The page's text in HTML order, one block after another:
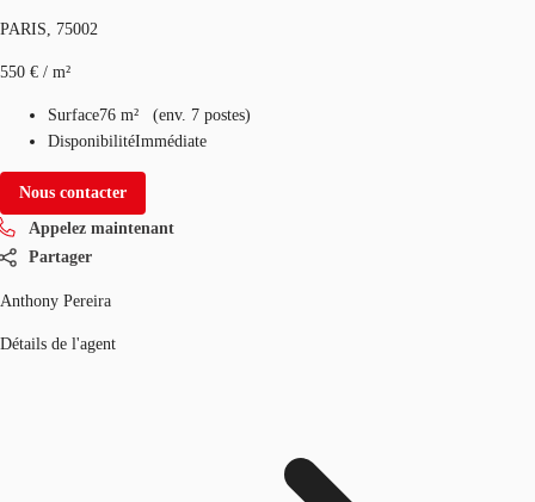
PARIS, 75002
550 € / m²
Surface76 m² (env. 7 postes)
DisponibilitéImmédiate
Nous contacter
Appelez maintenant
Partager
Anthony Pereira
Détails de l'agent